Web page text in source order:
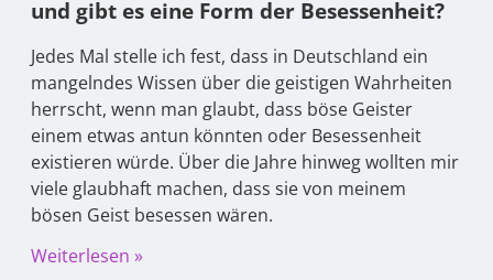
und gibt es eine Form der Besessenheit?
Jedes Mal stelle ich fest, dass in Deutschland ein
mangelndes Wissen über die geistigen Wahrheiten
herrscht, wenn man glaubt, dass böse Geister
einem etwas antun könnten oder Besessenheit
existieren würde. Über die Jahre hinweg wollten mir
viele glaubhaft machen, dass sie von meinem
bösen Geist besessen wären.
Weiterlesen »